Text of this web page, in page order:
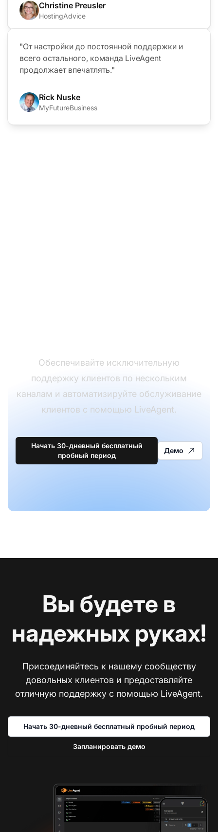
Christine Preusler
HostingAdvice
"От настройки до постоянной поддержки и
всего остального, команда LiveAgent
продолжает впечатлять."
Rick Nuske
MyFutureBusiness
Обеспечивайте исключительную
поддержку клиентов по нескольким
каналам и автоматизируйте обслуживание
клиентов с помощью LiveAgent.
Начать 30-дневный бесплатный
пробный период
Демо
Вы будете в
надежных руках!
Присоединяйтесь к нашему сообществу
довольных клиентов и предоставляйте
отличную поддержку с помощью LiveAgent.
Начать 30-дневный бесплатный пробный период
Запланировать демо